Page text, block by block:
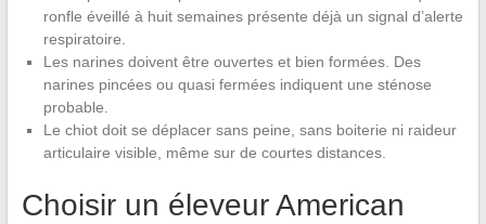
ronfle éveillé à huit semaines présente déjà un signal d’alerte
respiratoire.
Les narines doivent être ouvertes et bien formées. Des
narines pincées ou quasi fermées indiquent une sténose
probable.
Le chiot doit se déplacer sans peine, sans boiterie ni raideur
articulaire visible, même sur de courtes distances.
Choisir un éleveur American